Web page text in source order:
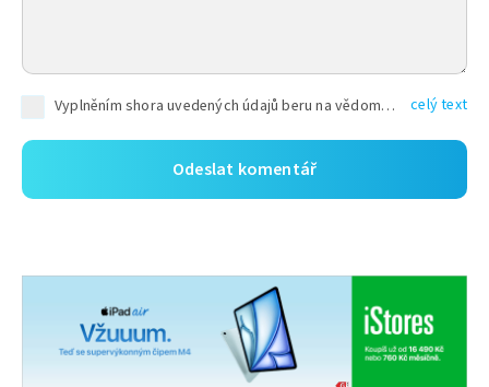
Vyplněním shora uvedených údajů beru na vědomí, že společnost TEXT FACTORY s.r.o., sídlem Brno, Durďákova 336/29, Černá Pole, PSČ: 613 00, IČ: 06157831, zapsané u Krajského soudu v Brně, oddíl C, vložka 100399, bude zpracovávat mé osobní údaje uvedené v rámci mnou vyplněného registračního formuláře na základě oprávněných zájmů TEXT FACTORY s.r.o. dle čl. 6 odst. 1 písm. f) GDPR a pro splnění právních povinností (čl. 6 odst. 1 písm. c) GDPR), a to pro tyto účely: nezbytnost zajistit oprávnění návštěvníka webových stránek provozovaných společností TEXT FACTORY s.r.o. přispívat aktivně ke zveřejněným článkům nebo v rámci diskusních fór a výkon práv TEXT FACTORY s.r.o. jako administrátora těchto diskusních fór. Více informací o zpracování osobních údajů a právech lze nalézt v celý text